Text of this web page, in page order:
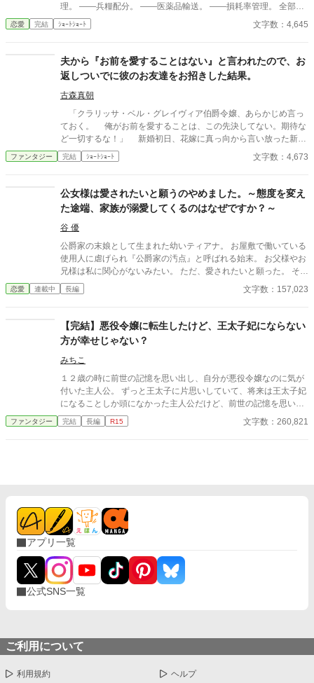
理。 ――兵糧配分。 ――医薬品輸送。 ――損耗率管理。 全部、
私の仕事だったのですが。 三週間後、 王国軍は補給崩壊。 「な
ぜ食糧が届かない！」 「なぜ兵が飢える！」 ……逆にお聞きしま
えたことはありましたか？ これは、 誰にも評価されなかった兵站
官（へいたんかん）が、 隣国の辺境伯にだけ価値を見抜かれ、 人
生を取り戻す物語。 今更「戻ってきてくれ」と泣きつかれても、
私は隣国の最高機密ですので――！
恋愛 完結 ｼｮｰﾄｼｮｰﾄ 文字数：4,645
夫から『お前を愛することはない』と言われたので、お
返しついでに彼のお友達をお招きした結果。
古森真朝
「クラリッサ・ベル・グレイヴィア伯爵令嬢、あらかじめ言っ
ておく。 俺がお前を愛することは、この先決してない。期待な
ど一切するな！」 新婚初日、花嫁に真っ向から言い放った新郎
アドルフ。それに対して、クラリッサが返したのは―― ※ぬるい
ですがホラー要素があります。苦手な方はご注意ください。
ファンタジー 完結 ｼｮｰﾄｼｮｰﾄ 文字数：4,673
公女様は愛されたいと願うのやめました。～態度を変え
た途端、家族が溺愛してくるのはなぜですか？～
谷 優
公爵家の末娘として生まれた幼いティアナ。 お屋敷で働いている
使用人に虐げられ『公爵家の汚点』と呼ばれる始末。 お父様やお
兄様は私に関心がないみたい。 ただ、愛されたいと願った。 そん
な中、夢の中の本を読むと自分の正体が明らかに。 ◆恋愛要素は
前半はありませんが、後半になるにつれて発展していきますので
恋愛 連載中 長編 文字数：157,023
【完結】悪役令嬢に転生したけど、王太子妃にならない
方が幸せじゃない？
みちこ
１２歳の時に前世の記憶を思い出し、自分が悪役令嬢なのに気が
付いた主人公。 ずっと王太子に片思いしていて、将来は王太子妃
になることしか頭になかった主人公だけど、前世の記憶を思い出
したことで、王太子の何が良かったのか疑問に思うようになる
色々としがらみがある王太子妃になるより、このまま公爵家の娘
ファンタジー 完結 長編 R15 文字数：260,821
アプリ一覧
公式SNS一覧
ご利用について
利用規約 ヘルプ